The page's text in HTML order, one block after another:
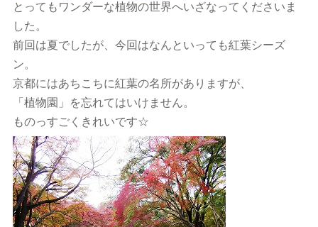
とってもワンダーな植物の世界へいざなってくださいま
した。
前回は夏でしたが、今回はなんといっても紅葉シーズ
ン。
京都にはあちこちに紅葉の名所がありますが、
「植物園」を忘れてはいけません。
ものっすごくきれいです☆